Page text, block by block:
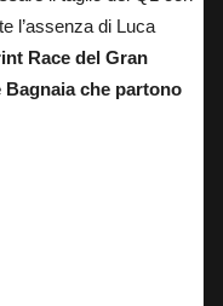
l’assenza di Luca
Race del Gran
che partono